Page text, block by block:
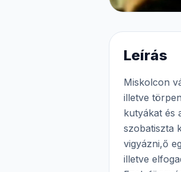
Leírás
Miskolcon
illetve
kutyákat és
szobatiszta
vigyázni,ő
illetve